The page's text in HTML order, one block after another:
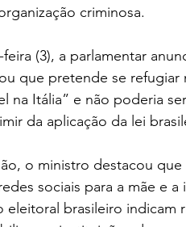
criminosa.
(3), a parlamentar
que pretende se
na Itália” e não poderia
da aplicação da lei
o ministro destacou
sociais para a mãe e
eleitoral brasileiro indicam